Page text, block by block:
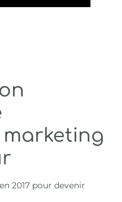
marketing
2017 pour devenir